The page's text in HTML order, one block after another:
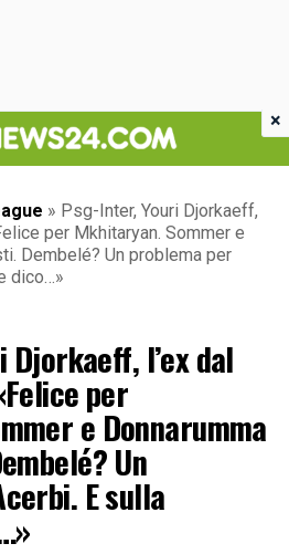
» Psg-Inter, Youri Djorkaeff,
per Mkhitaryan. Sommer e
Dembelé? Un problema per
dico…»
Djorkaeff, l’ex dal
per
e Donnarumma
Un
E sulla
×